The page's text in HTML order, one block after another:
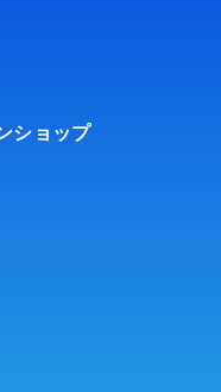
ショップ